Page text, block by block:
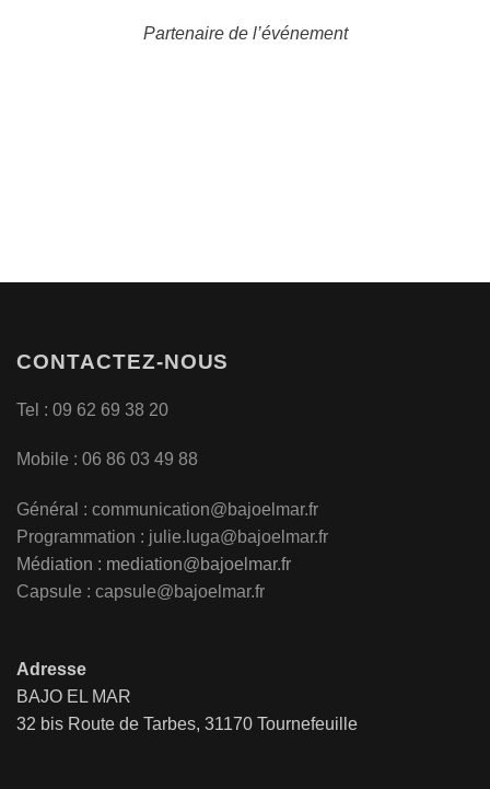
Partenaire de l’événement
CONTACTEZ-NOUS
Tel : 09 62 69 38 20
Mobile : 06 86 03 49 88
Général : communication@bajoelmar.fr
Programmation : julie.luga@bajoelmar.fr
Médiation : mediation@bajoelmar.fr
Capsule : capsule@bajoelmar.fr
Adresse
BAJO EL MAR
32 bis Route de Tarbes, 31170 Tournefeuille